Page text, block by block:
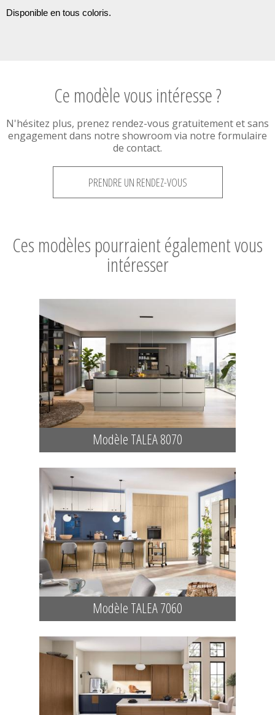
Disponible en tous coloris.
Ce modèle vous intéresse ?
N'hésitez plus, prenez rendez-vous gratuitement et sans
engagement dans notre showroom via notre formulaire
de contact.
PRENDRE UN RENDEZ-VOUS
Ces modèles pourraient également vous
intéresser
Modèle TALEA 8070
Modèle TALEA 7060